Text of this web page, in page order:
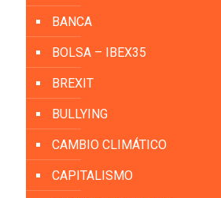
BANCA
BOLSA – IBEX35
BREXIT
BULLYING
CAMBIO CLIMÁTICO
CAPITALISMO